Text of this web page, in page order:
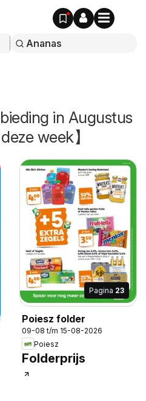
in Augustus
week】
Pagina 23
Poiesz folder
09-08 t/m 15-08-2026
Poiesz
Folderprijs